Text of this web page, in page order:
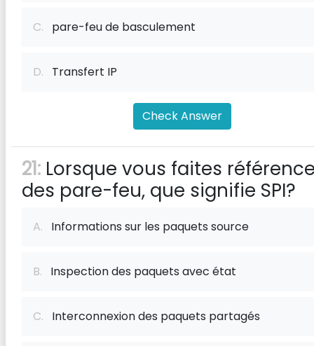
C. pare-feu de basculement
D. Transfert IP
Check Answer
21: Lorsque vous faites
des pare-feu, que signifie SPI?
A. Informations sur les paquets source
B. Inspection des paquets avec état
C. Interconnexion des paquets partagés